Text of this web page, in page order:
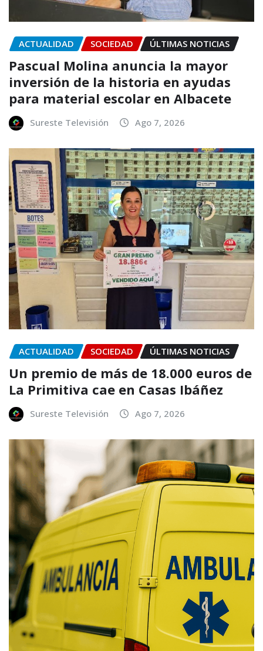
ACTUALIDAD SOCIEDAD ÚLTIMAS NOTICIAS
Pascual Molina anuncia la mayor
inversión de la historia en ayudas
para material escolar en Albacete
Sureste Televisión Ago 7, 2026
ACTUALIDAD SOCIEDAD ÚLTIMAS NOTICIAS
Un premio de más de 18.000 euros de
La Primitiva cae en Casas Ibáñez
Sureste Televisión Ago 7, 2026